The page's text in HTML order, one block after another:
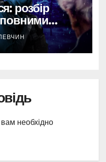
розбір
необхідно